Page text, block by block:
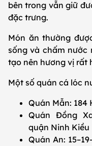
bên trong vẫn giữ
đặc trưng.
Món ăn thường
sống và chấm nước
tạo nên hương vị rất
Một số quán cá lóc
Quán Mẫn: 184
Quán Đồng
quận Ninh Kiều
Quán An: